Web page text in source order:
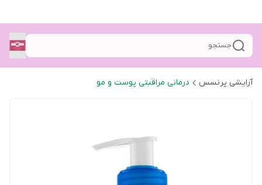
جستجو
آرایشی پرنسس درمانی مراقبتی پوست و مو